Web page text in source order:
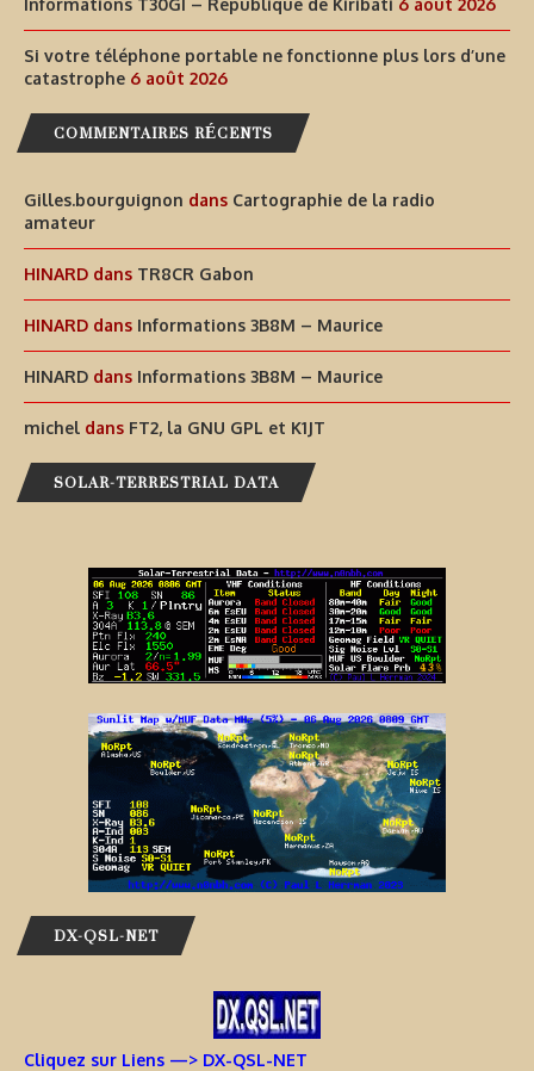
Informations T30GI – République de Kiribati 6 août 2026
Si votre téléphone portable ne fonctionne plus lors d’une
catastrophe 6 août 2026
COMMENTAIRES RÉCENTS
Gilles.bourguignon dans Cartographie de la radio
amateur
HINARD dans TR8CR Gabon
HINARD dans Informations 3B8M – Maurice
HINARD dans Informations 3B8M – Maurice
michel dans FT2, la GNU GPL et K1JT
SOLAR-TERRESTRIAL DATA
DX-QSL-NET
Cliquez sur Liens —> DX-QSL-NET